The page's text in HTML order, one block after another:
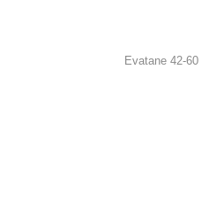
Evatane 42-60